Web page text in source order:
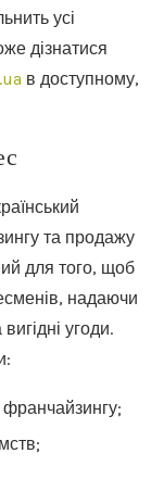
усі
дізнатися
в доступному,
та продажу
для того, щоб
надаючи
угоди.